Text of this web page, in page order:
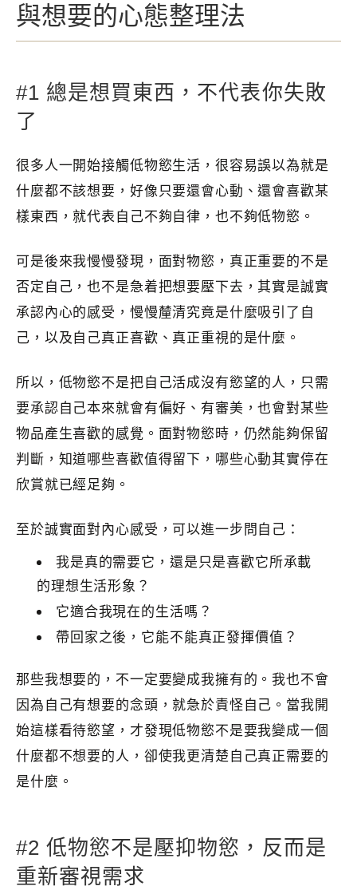
與想要的心態整理法
#1 總是想買東西，不代表你失敗
了
很多人一開始接觸低物慾生活，很容易誤以為就是
什麼都不該想要，好像只要還會心動、還會喜歡某
樣東西，就代表自己不夠自律，也不夠低物慾。
可是後來我慢慢發現，面對物慾，真正重要的不是
否定自己，也不是急着把想要壓下去，其實是誠實
承認內心的感受，慢慢𨤳清究竟是什麼吸引了自
己，以及自己真正喜歡、真正重視的是什麼。
所以，低物慾不是把自己活成沒有慾望的人，只需
要承認自己本來就會有偏好、有審美，也會對某些
物品產生喜歡的感覺。面對物慾時，仍然能夠保留
判斷，知道哪些喜歡值得留下，哪些心動其實停在
欣賞就已經足夠。
至於誠實面對內心感受，可以進一步問自己：
我是真的需要它，還是只是喜歡它所承載
的理想生活形象？
它適合我現在的生活嗎？
帶回家之後，它能不能真正發揮價值？
那些我想要的，不一定要變成我擁有的。我也不會
因為自己有想要的念頭，就急於責怪自己。當我開
始這樣看待慾望，才發現低物慾不是要我變成一個
什麼都不想要的人，卻使我更清楚自己真正需要的
是什麼。
#2 低物慾不是壓抑物慾，反而是
重新審視需求